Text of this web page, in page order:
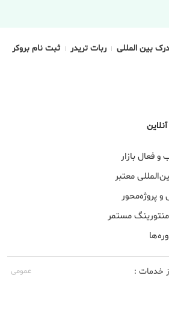
بین المللی ربات تریدر ثبت نام بروکر
فعال بازار
معتبر
پروژه‌محور
مستمر
خدمات : عمومی